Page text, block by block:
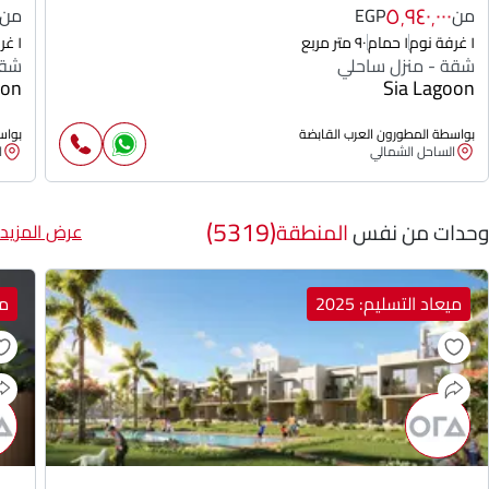
من٥٬٩٤٠٬٠٠٠EGP
١ غرفة نوم ١ حمام ٩٠ متر مربع
شقة - منزل ساحلي
Sia Lagoon
بواسطة المطورون العرب القابضة
الساحل الشمالي
من
١ غرفة نوم
وحدات من نفسالمنطقة(5319) عرض المزيد
ميعاد التسليم: 2025